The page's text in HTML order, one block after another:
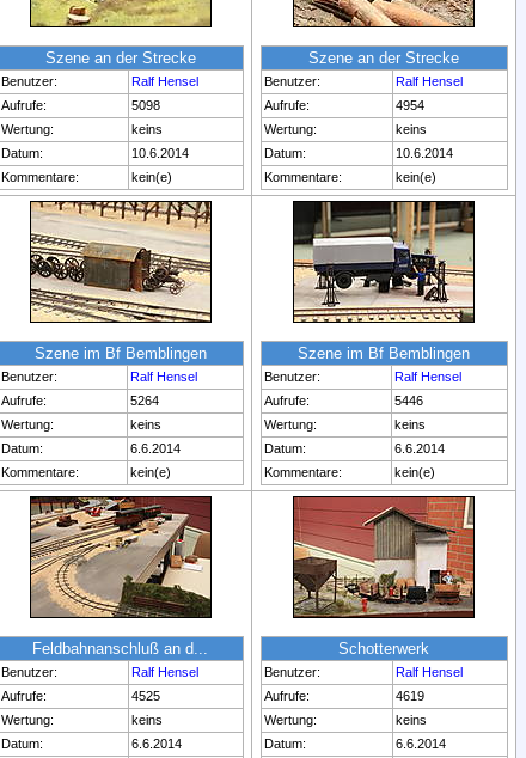
Szene an der Strecke
Benutzer:
Ralf Hensel
Aufrufe:
5098
Wertung:
keins
Datum:
10.6.2014
Kommentare:
kein(e)
Szene an der Strecke
Benutzer:
Ralf Hensel
Aufrufe:
4954
Wertung:
keins
Datum:
10.6.2014
Kommentare:
kein(e)
Szene im Bf Bemblingen
Benutzer:
Ralf Hensel
Aufrufe:
5264
Wertung:
keins
Datum:
6.6.2014
Kommentare:
kein(e)
Szene im Bf Bemblingen
Benutzer:
Ralf Hensel
Aufrufe:
5446
Wertung:
keins
Datum:
6.6.2014
Kommentare:
kein(e)
Feldbahnanschluß an d...
Benutzer:
Ralf Hensel
Aufrufe:
4525
Wertung:
keins
Datum:
6.6.2014
Schotterwerk
Benutzer:
Ralf Hensel
Aufrufe:
4619
Wertung:
keins
Datum:
6.6.2014